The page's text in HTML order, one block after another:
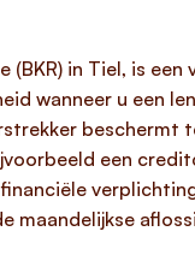
in Tiel, is
wanneer u een
beschermt
een
maandelijkse